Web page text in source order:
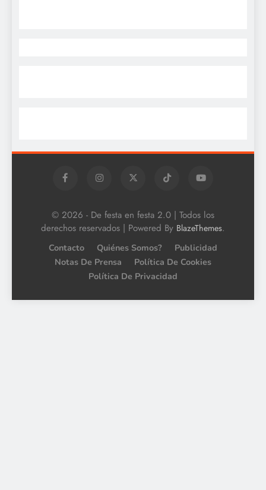
© 2026 - De festa en festa 2.0 | Todos los
derechos reservados | Powered By BlazeThemes.
Contacto Quiénes Somos?
Publicidad
Notas De Prensa
Política De Cookies
Política De Privacidad